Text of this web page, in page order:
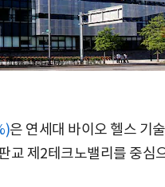
은 연세대 바이오 헬스 기
교 제2테크노밸리를 중심